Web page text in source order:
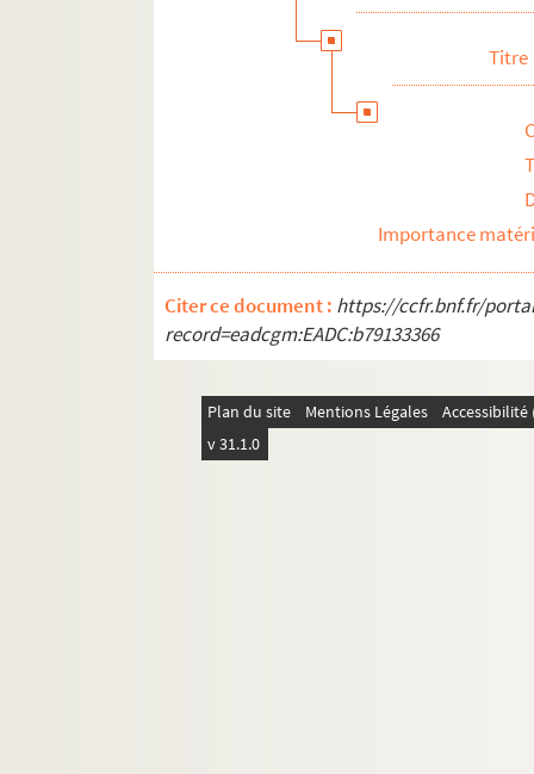
Titre
Importance
Citer ce document : https://ccfr.bnf.fr/
record=eadcgm:EADC:b79133366
Plan du site Mentions Légales
v 31.1.0